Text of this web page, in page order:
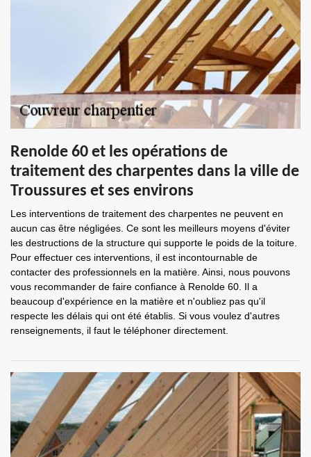
Renolde 60 et les opérations de
traitement des charpentes dans la ville de
Troussures et ses environs
Les interventions de traitement des charpentes ne peuvent en
aucun cas être négligées. Ce sont les meilleurs moyens d'éviter
les destructions de la structure qui supporte le poids de la toiture.
Pour effectuer ces interventions, il est incontournable de
contacter des professionnels en la matière. Ainsi, nous pouvons
vous recommander de faire confiance à Renolde 60. Il a
beaucoup d'expérience en la matière et n'oubliez pas qu'il
respecte les délais qui ont été établis. Si vous voulez d'autres
renseignements, il faut le téléphoner directement.